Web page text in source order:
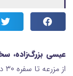
عیسی بزرگ‌زاده،